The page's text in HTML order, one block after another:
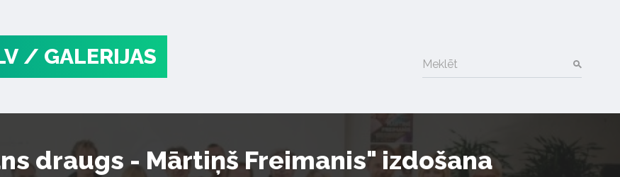
/ GALERIJAS Meklēt
draugs - Mārtiņš Freimanis" izdošana